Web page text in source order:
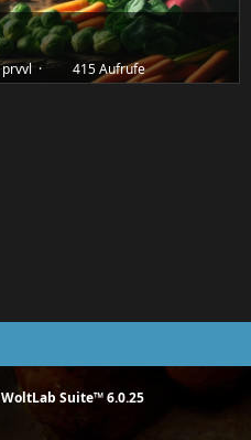
prvvl 415 Aufrufe
WoltLab Suite™ 6.0.25